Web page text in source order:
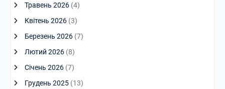
Травень 2026(4)
Квітень 2026(3)
Березень 2026(7)
Лютий 2026(8)
Січень 2026(7)
Грудень 2025(13)